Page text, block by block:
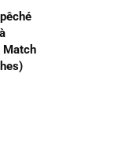
Match